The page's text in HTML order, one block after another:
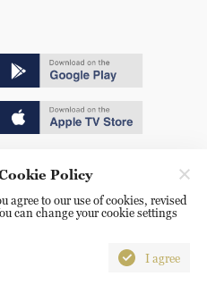
Policy
to our use of cookies, revised
can change your cookie settings
I agree